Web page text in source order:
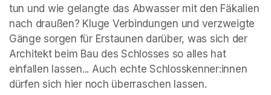
tun und wie gelangte das Abwasser mit den Fäkalien
nach draußen? Kluge Verbindungen und verzweigte
Gänge sorgen für Erstaunen darüber, was sich der
Architekt beim Bau des Schlosses so alles hat
einfallen lassen... Auch echte Schlosskenner:innen
dürfen sich hier noch überraschen lassen.